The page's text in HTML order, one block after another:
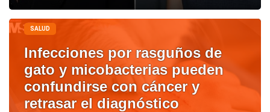
SALUD
Infecciones por rasguños de
gato y micobacterias pueden
confundirse con cáncer y
retrasar el diagnóstico